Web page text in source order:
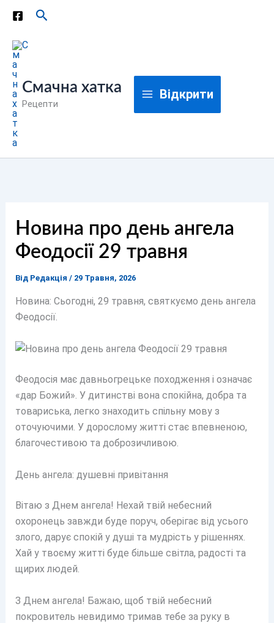
Перейти
вмісту
Пошук
Смачна хатка
Рецепти
Відкрити
Новина про день ангела
Феодосії 29 травня
Від Редакція / 29 Травня, 2026
Новина: Сьогодні, 29 травня, святкуємо день ангела
Феодосії.
Феодосія має давньогрецьке походження і означає
«дар Божий». У дитинстві вона спокійна, добра та
товариська, легко знаходить спільну мову з
оточуючими. У дорослому житті стає впевненою,
благочестивою та доброзичливою.
День ангела: душевні привітання
Вітаю з Днем ангела! Нехай твій небесний
охоронець завжди буде поруч, оберігає від усього
злого, дарує спокій у душі та мудрість у рішеннях.
Хай у твоєму житті буде більше світла, радості та
щирих людей.
З Днем ангела! Бажаю, щоб твій небесний
покровитель невидимо тримав тебе за руку в